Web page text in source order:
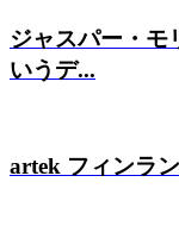
ジャスパー・モ
いうデ...
artek フィンラ